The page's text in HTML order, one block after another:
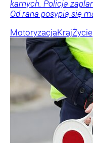
karnych. Policja
Od rana posypią się
MotoryzacjaKrajŻycie